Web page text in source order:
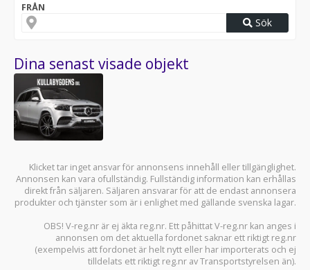
FRÅN
Sök
Dina senast visade objekt
Klicket tar inget ansvar för annonsens innehåll eller tillgänglighet.
Annonsen kan vara ofullständig. Fullständig information kan erhållas
direkt från säljaren. Säljaren ansvarar för att de endast annonsera
produkter och tjänster som är i enlighet med gällande svenska lagar.
OBS! V-reg.nr är ej äkta reg.nr. Ett påhittat V-reg.nr kan anges i
annonsen om det aktuella fordonet saknar ett riktigt reg.nr
(exempelvis att fordonet är helt nytt eller har importerats och ej
tilldelats ett riktigt reg.nr av Transportstyrelsen än).